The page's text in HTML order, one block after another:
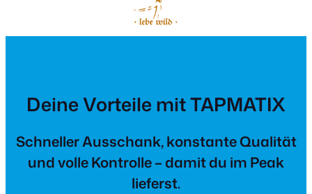
Deine Vorteile mit TAPMATIX
Schneller Ausschank, konstante Qualität
und volle Kontrolle – damit du im Peak
lieferst.